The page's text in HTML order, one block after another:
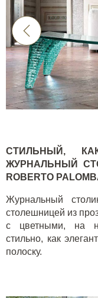
СТИЛЬНЫЙ,
ЖУРНАЛЬНЫЙ
ROBERTO
Журнальный
столешницей из
с цветными, на
стильно, как
полоску.